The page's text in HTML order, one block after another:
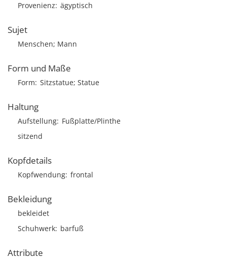
Provenienz ägyptisch
Sujet
Menschen; Mann
Form und Maße
Form Sitzstatue; Statue
Haltung
Aufstellung Fußplatte/Plinthe
sitzend
Kopfdetails
Kopfwendung frontal
Bekleidung
bekleidet
Schuhwerk barfuß
Attribute